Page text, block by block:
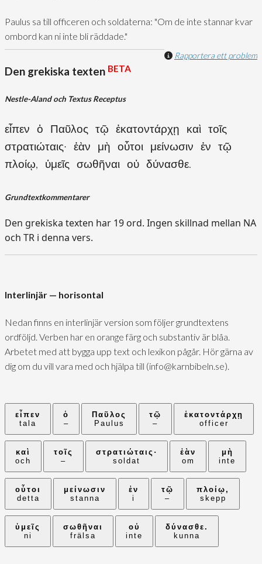
Paulus sa till officeren och soldaterna: "Om de inte stannar kvar
ombord kan ni inte bli räddade."
Rapportera ett problem
Den grekiska texten BETA
Nestle-Aland och Textus Receptus
εἶπεν ὁ Παῦλος τῷ ἑκατοντάρχῃ καὶ τοῖς
στρατιώταις· ἐὰν μὴ οὗτοι μείνωσιν ἐν τῷ
πλοίῳ, ὑμεῖς σωθῆναι οὐ δύνασθε.
Grundtextkommentarer
Den grekiska texten har 19 ord. Ingen skillnad mellan NA
och TR i denna vers.
Interlinjär — horisontal
Nedan finns en interlinjär version som följer grundtextens
ordföljd. Verben har en orange färg och substantiv är blåa.
Arbetet med att bygga upp text och lexikon pågår. Hör gärna av
dig om du vill vara med och hjälpa till (info@karnbibeln.se).
εἶπεν
tala
ὁ
–
Παῦλος
Paulus
τῷ
–
ἑκατοντάρχῃ
officer
καὶ
och
τοῖς
–
στρατιώταις·
soldat
ἐὰν
om
μὴ
inte
οὗτοι
detta
μείνωσιν
stanna
ἐν
i
τῷ
–
πλοίῳ,
skepp
ὑμεῖς
ni
σωθῆναι
frälsa
οὐ
inte
δύνασθε.
kunna